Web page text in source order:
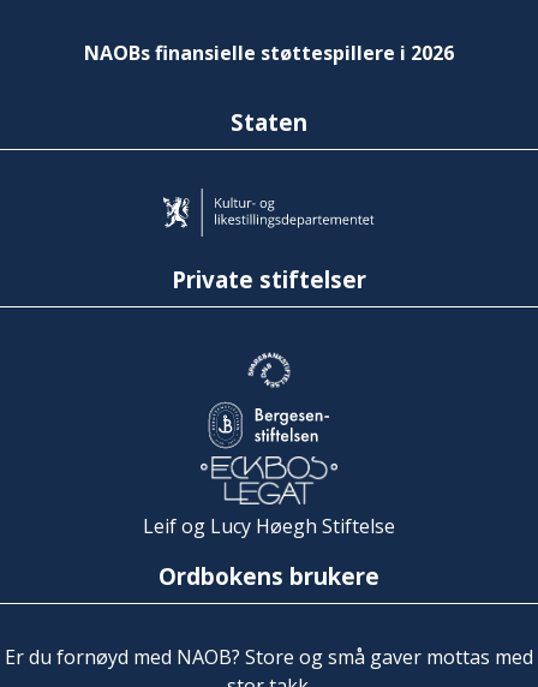
NAOBs finansielle støttespillere i 2026
Staten
Private stiftelser
Leif og Lucy Høegh Stiftelse
Ordbokens brukere
Er du fornøyd med NAOB? Store og små gaver mottas med